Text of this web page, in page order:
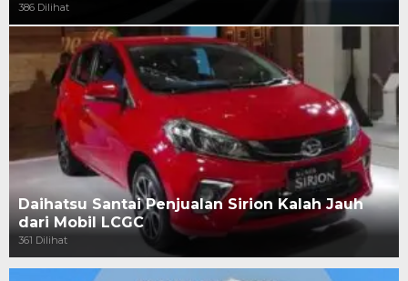
386 Dilihat
Daihatsu Santai Penjualan Sirion Kalah Jauh
dari Mobil LCGC
361 Dilihat